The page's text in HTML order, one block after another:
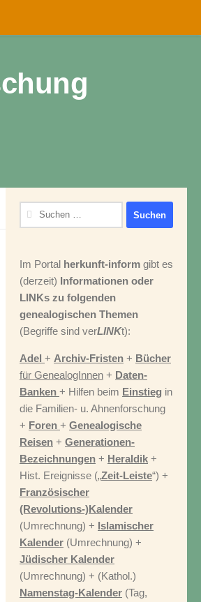
Suchen
nach:
Im Portal herkunft-inform gibt es
(derzeit) Informationen oder
LINKs zu folgenden
genealogischen Themen
(Begriffe sind verLINKt):
Adel + Archiv-Fristen + Bücher
für GenealogInnen + Daten-
Banken + Hilfen beim Einstieg in
die Familien- u. Ahnenforschung
+ Foren + Genealogische
Reisen + Generationen-
Bezeichnungen + Heraldik +
Hist. Ereignisse („Zeit-Leiste“) +
Französischer
(Revolutions-)Kalender
(Umrechnung) + Islamischer
Kalender (Umrechnung) +
Jüdischer Kalender
(Umrechnung) + (Kathol.)
Namenstag-Kalender (Tag,